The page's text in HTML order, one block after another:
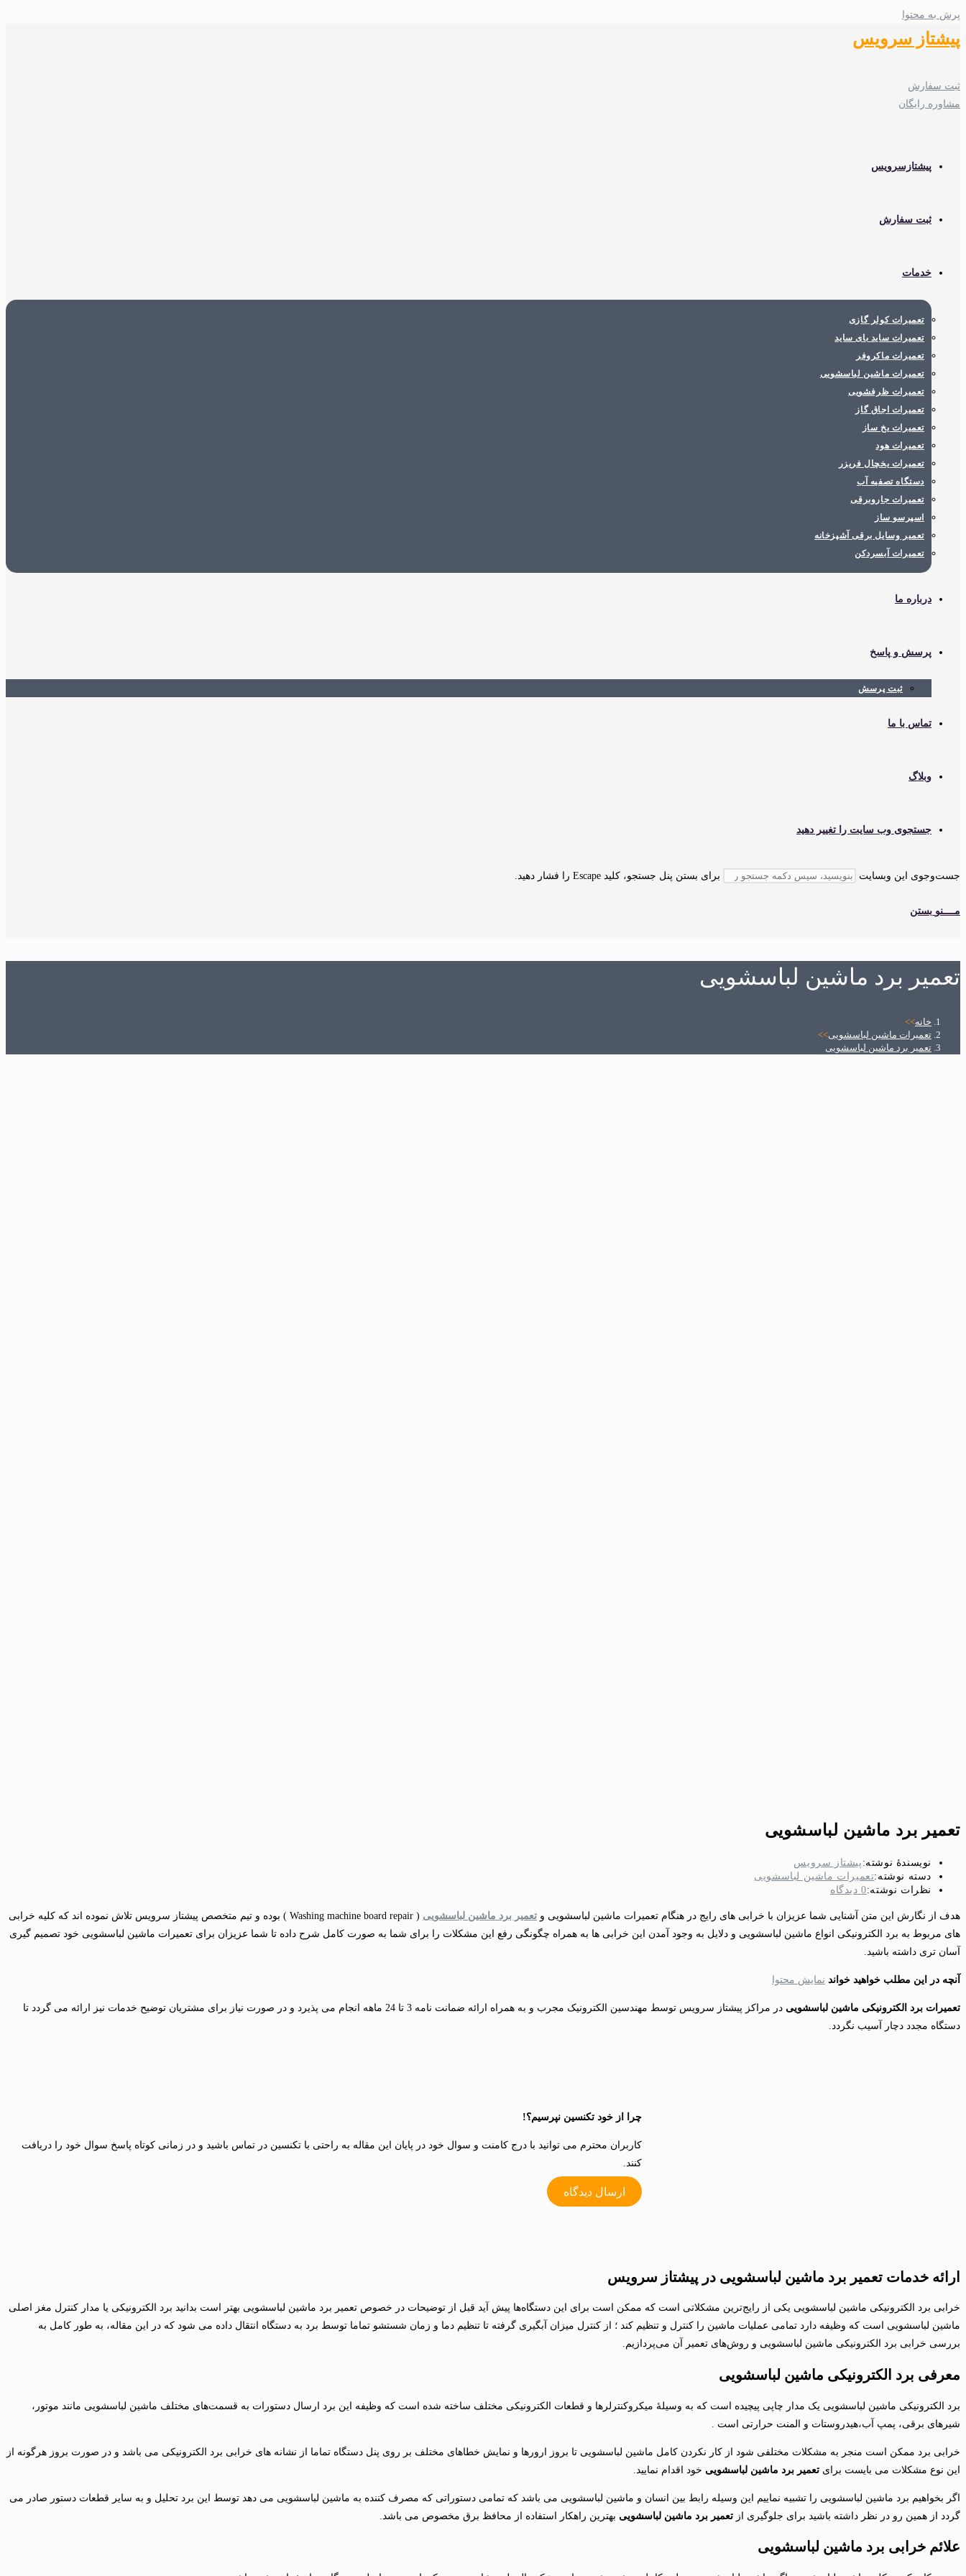
پرش به محتوا
پیشتاز سرویس
ثبت سفارش
مشاوره رایگان
پیشتازسرویس
ثبت سفارش
خدمات
تعمیرات کولر گازی
تعمیرات ساید بای ساید
تعمیرات ماکروفر
تعمیرات ماشین لباسشویی
تعمیرات ظرفشویی
تعمیرات اجاق گاز
تعمیرات یخ ساز
تعمیرات هود
تعمیرات یخچال فریزر
دستگاه تصفیه آب
تعمیرات جاروبرقی
اسپرسو ساز
تعمیر وسایل برقی آشپزخانه
تعمیرات آبسردکن
درباره ما
پرسش و پاسخ
ثبت پرسش
تماس با ما
وبلاگ
جستجوی وب سایت را تغییر دهید
جست‌وجوی این وبسایت برای بستن پنل جستجو، کلید Escape را فشار دهید.
مــــنو بستن
تعمیر برد ماشین لباسشویی
خانه>>
تعمیرات ماشین لباسشویی>>
تعمیر برد ماشین لباسشویی
تعمیر برد ماشین لباسشویی
نویسندهٔ نوشته: پیشتاز سرویس
دسته‌ نوشته:تعمیرات ماشین لباسشویی
نظرات نوشته:0 دیدگاه
هدف از نگارش این متن آشنایی شما عزیزان با خرابی های رایج در هنگام تعمیرات ماشین لباسشویی و تعمیر برد ماشین لباسشویی
( Washing machine board repair ) بوده و تیم متخصص پیشتاز سرویس تلاش نموده اند که کلیه خرابی
های مربوط به برد الکترونیکی انواع ماشین لباسشویی و دلایل به وجود آمدن این خرابی ها به همراه چگونگی رفع این مشکلات را برای شما به صورت کامل شرح داده تا شما عزیزان برای تعمیرات ماشین لباسشویی خود تصمیم گیری
آسان تری داشته باشید.
آنچه در این مطلب خواهید خواند نمایش محتوا
تعمیرات برد الکترونیکی ماشین لباسشویی
در مراکز پیشتاز سرویس توسط مهندسین الکترونیک مجرب و به همراه ارائه ضمانت نامه 3 تا 24 ماهه انجام می پذیرد و در صورت نیاز برای مشتریان توضیح خدمات نیز ارائه می گردد تا
دستگاه مجدد دچار آسیب نگردد.
چرا از خود تکنسین نپرسیم؟!
کاربران محترم می توانید با درج کامنت و سوال خود در پایان این مقاله به راحتی با تکنسین در تماس باشید و در زمانی کوتاه پاسخ سوال خود را دریافت
کنند.
ارسال دیدگاه
ارائه خدمات تعمیر برد ماشین لباسشویی در پیشتاز سرویس
خرابی برد الکترونیکی ماشین لباسشویی یکی از رایج‌ترین مشکلاتی است که ممکن است برای این دستگاه‌ها پیش آید قبل از توضیحات در خصوص تعمیر برد ماشین لباسشویی بهتر است بدانید برد الکترونیکی یا مدار کنترل مغز اصلی
ماشین لباسشویی است که وظیفه دارد تمامی عملیات ماشین را کنترل و تنظیم کند ؛ از کنترل میزان آبگیری گرفته تا تنظیم دما و زمان شستشو تماما توسط برد به دستگاه انتقال داده می شود که در این مقاله، به‌ طور کامل به
بررسی خرابی برد الکترونیکی ماشین لباسشویی و روش‌های تعمیر آن می‌پردازیم.
معرفی برد الکترونیکی ماشین لباسشویی
برد الکترونیکی ماشین لباسشویی یک مدار چاپی پیچیده است که به وسیلهٔ میکروکنترلرها و قطعات الکترونیکی مختلف ساخته شده است که وظیفه این برد ارسال دستورات به قسمت‌های مختلف ماشین لباسشویی مانند موتور،
شیرهای برقی، پمپ آب،هیدروستات و المنت حرارتی است .
خرابی برد ممکن است منجر به مشکلات مختلفی شود از کار نکردن کامل ماشین لباسشویی تا بروز ارورها و نمایش خطاهای مختلف بر روی پنل دستگاه تماما از نشانه های خرابی برد الکترونیکی می باشد و در صورت بروز هرگونه از
این نوع مشکلات می بایست برای تعمیر برد ماشین لباسشویی خود اقدام نمایید.
اگر بخواهیم برد ماشین لباسشویی را تشبیه نماییم این وسیله رابط بین انسان و ماشین لباسشویی می باشد که تمامی دستوراتی که مصرف کننده به ماشین لباسشویی می دهد توسط این برد تحلیل و به سایر قطعات دستور صادر می
گردد از همین رو در نظر داشته باشید برای جلوگیری از تعمیر برد ماشین لباسشویی بهترین راهکار استفاده از محافظ برق مخصوص می باشد.
علائم خرابی برد ماشین لباسشویی